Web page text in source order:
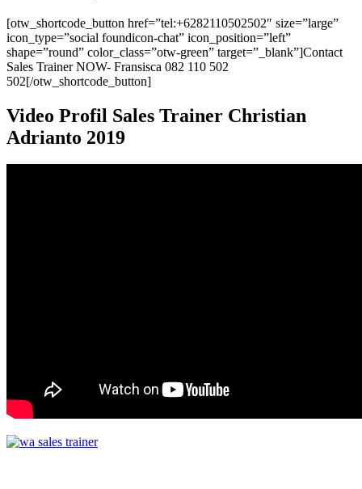
[otw_shortcode_button href=”tel:+6282110502502″ size=”large”
icon_type=”social foundicon-chat” icon_position=”left”
shape=”round” color_class=”otw-green” target=”_blank”]Contact
Sales Trainer NOW- Fransisca 082 110 502
502[/otw_shortcode_button]
Video Profil Sales Trainer Christian
Adrianto 2019